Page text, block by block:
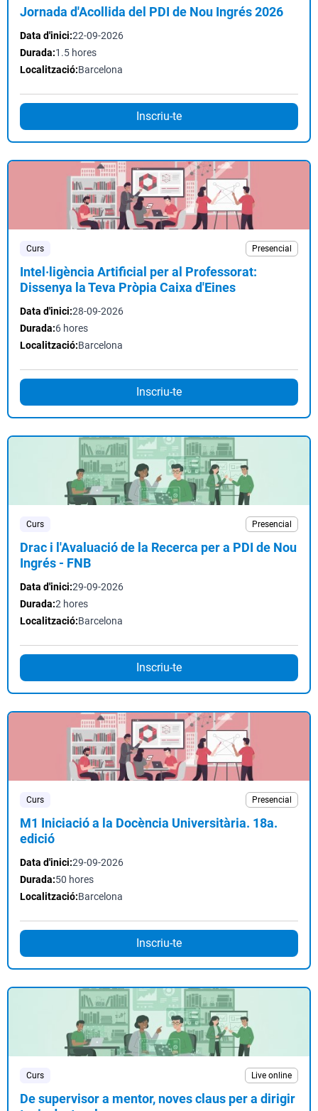
Jornada d'Acollida del PDI de Nou Ingrés 2026
Data d'inici:22-09-2026
Durada:1.5 hores
Localització:Barcelona
Inscriu-te
Curs Presencial
Intel·ligència Artificial per al Professorat:
Dissenya la Teva Pròpia Caixa d'Eines
Data d'inici:28-09-2026
Durada:6 hores
Localització:Barcelona
Inscriu-te
Curs Presencial
Drac i l'Avaluació de la Recerca per a PDI de Nou
Ingrés - FNB
Data d'inici:29-09-2026
Durada:2 hores
Localització:Barcelona
Inscriu-te
Curs Presencial
M1 Iniciació a la Docència Universitària. 18a.
edició
Data d'inici:29-09-2026
Durada:50 hores
Localització:Barcelona
Inscriu-te
Curs Live online
De supervisor a mentor, noves claus per a dirigir